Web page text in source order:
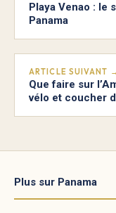
Playa Venao : le
Panama
ARTICLE SUIVANT →
Que faire sur
vélo et coucher
Plus sur Panama